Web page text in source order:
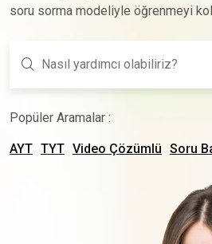
soru sorma modeliyle öğrenmeyi
Popüler Aramalar :
AYT TYT Video Çözümlü Soru